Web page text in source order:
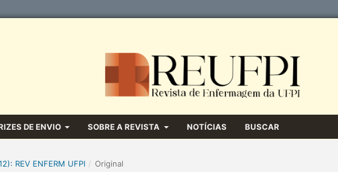
DE ENVIO SOBRE A REVISTA NOTÍCIAS BUSCAR
REV ENFERM UFPI / Original